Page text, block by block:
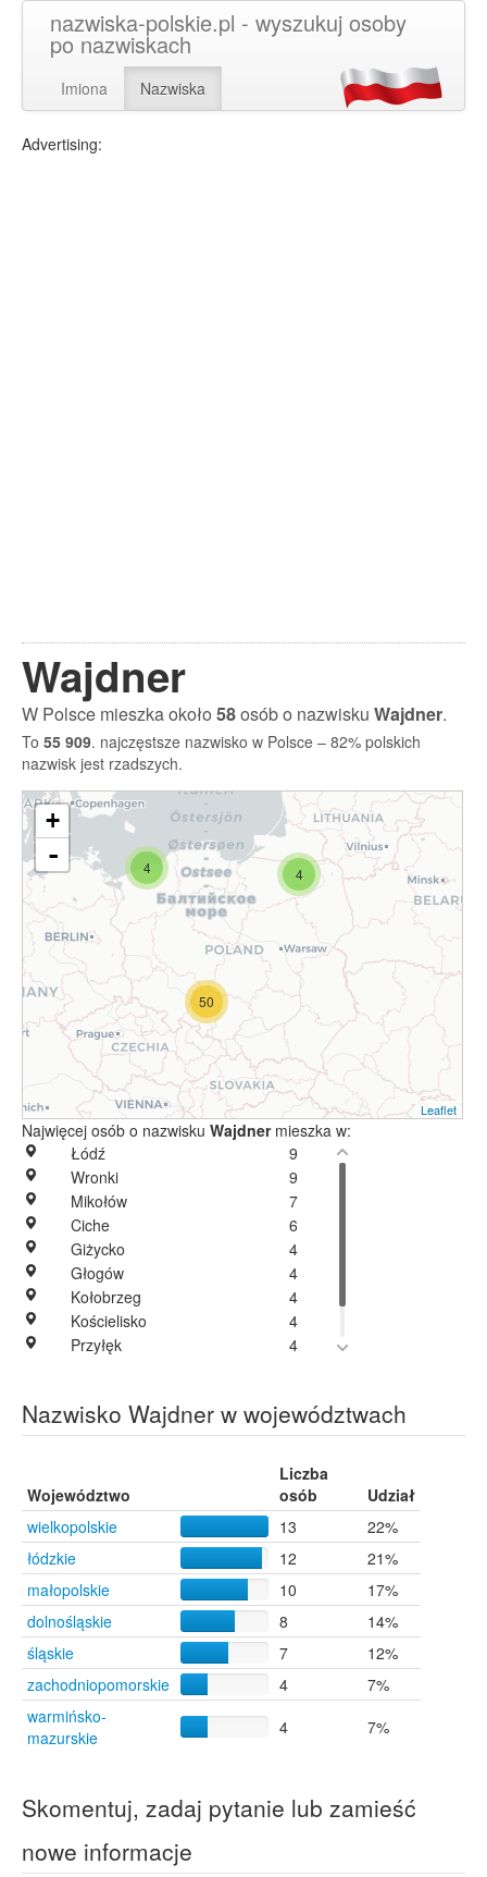
nazwiska-polskie.pl - wyszukuj osoby
po nazwiskach
Imiona Nazwiska
Advertising:
Wajdner
W Polsce mieszka około58osób o nazwisku Wajdner.
To 55 909. najczęstsze nazwisko w Polsce – 82% polskich
nazwisk jest rzadszych.
4
50
4
+
-
Leaflet
Najwięcej osób o nazwisku Wajdnermieszka w:
Łódź
9
Wronki
9
Mikołów
7
Ciche
6
Giżycko
4
Głogów
4
Kołobrzeg
4
Kościelisko
4
Przyłęk
4
Nazwisko Wajdner w województwach
Województwo
Liczba
osób
Udział
wielkopolskie
13
22%
łódzkie
12
21%
małopolskie
10
17%
dolnośląskie
8
14%
śląskie
7
12%
zachodniopomorskie
4
7%
warmińsko-
mazurskie
4 7%
Skomentuj, zadaj pytanie lub zamieść
nowe informacje